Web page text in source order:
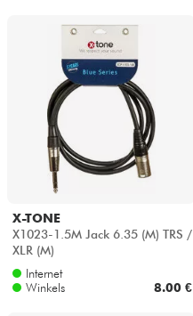
X-TONE
X1023-1.5M Jack 6.35 (M) TRS /
XLR (M)
Internet
Winkels
8.00 €